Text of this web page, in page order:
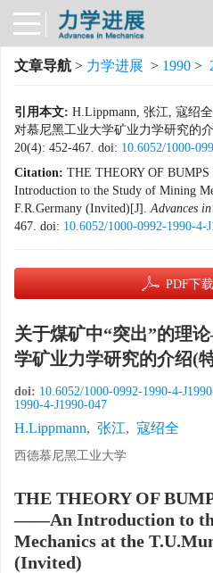
文章导航 > 力学进展 > 1990 >
引用本文: H.Lippmann, 张江, 寇绍
对慕尼黑工业大学矿业力学研究的
20(4): 452-467. doi: 10.6052/1000-
Citation: THE THEORY OF
Introduction to the Study of Mining
F.R.Germany (Invited)[J].Advances
467. doi: 10.6052/1000-0992-1990-4-
PDF下载
关于煤矿中“突出”的理
学矿业力学研究的介绍(
doi: 10.6052/1000-0992-1990-4-
1990-4-J1990-047
H.Lippmann, 张江, 寇绍全
西德慕尼黑工业大学
THE THEORY OF
——An Introduction to
Mechanics at the
(Invited)